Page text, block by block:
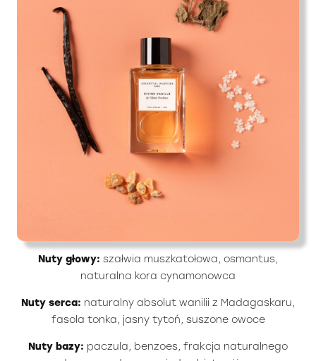
Nuty głowy: szałwia muszkatołowa, osmantus,
naturalna kora cynamonowca
Nuty serca: naturalny absolut wanilii z Madagaskaru,
fasola tonka, jasny tytoń, suszone owoce
Nuty bazy: paczula, benzoes, frakcja naturalnego